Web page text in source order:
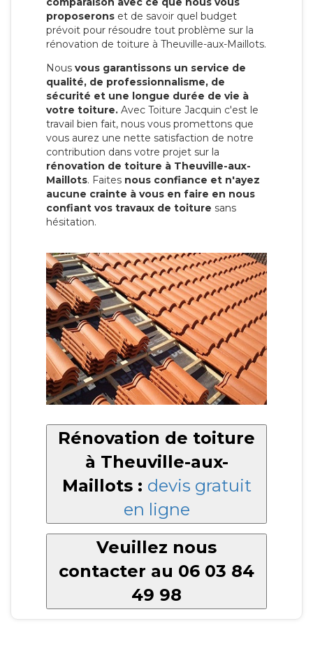
proposerons et de savoir quel budget
prévoit pour résoudre tout problème sur la
rénovation de toiture à Theuville-aux-Maillots.
Nous vous garantissons un service de
qualité, de professionnalisme, de
sécurité et une longue durée de vie à
votre toiture. Avec Toiture Jacquin c'est le
travail bien fait, nous vous promettons que
vous aurez une nette satisfaction de notre
contribution dans votre projet sur la
rénovation de toiture à Theuville-aux-
Maillots. Faites nous confiance et n'ayez
aucune crainte à vous en faire en nous
confiant vos travaux de toiture sans
hésitation.
Rénovation de toiture
à Theuville-aux-
Maillots : devis gratuit
en ligne
Veuillez nous
contacter au 06 03 84
49 98